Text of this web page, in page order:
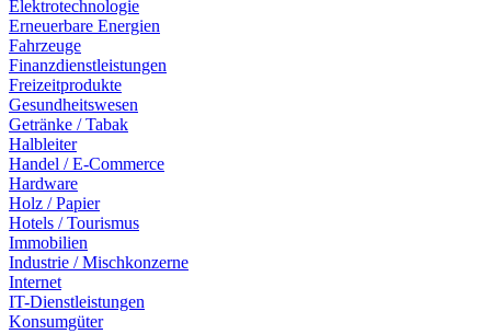
Elektrotechnologie
Erneuerbare Energien
Fahrzeuge
Finanzdienstleistungen
Freizeitprodukte
Gesundheitswesen
Getränke / Tabak
Halbleiter
Handel / E-Commerce
Hardware
Holz / Papier
Hotels / Tourismus
Immobilien
Industrie / Mischkonzerne
Internet
IT-Dienstleistungen
Konsumgüter